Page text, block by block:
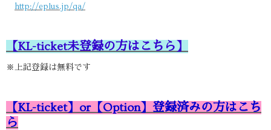
http://eplus.jp/qa/
【KL-ticket未登録の方はこちら 】
※上記登録は無料です
【KL-ticket】or【Option】登録済みの方はこち
ら